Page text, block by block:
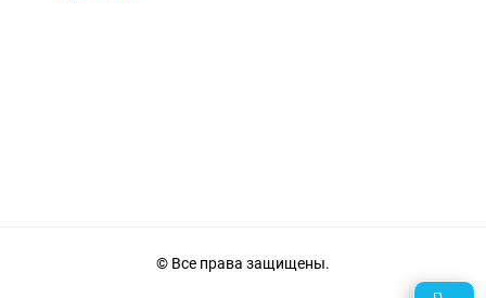
© Все права защищены.